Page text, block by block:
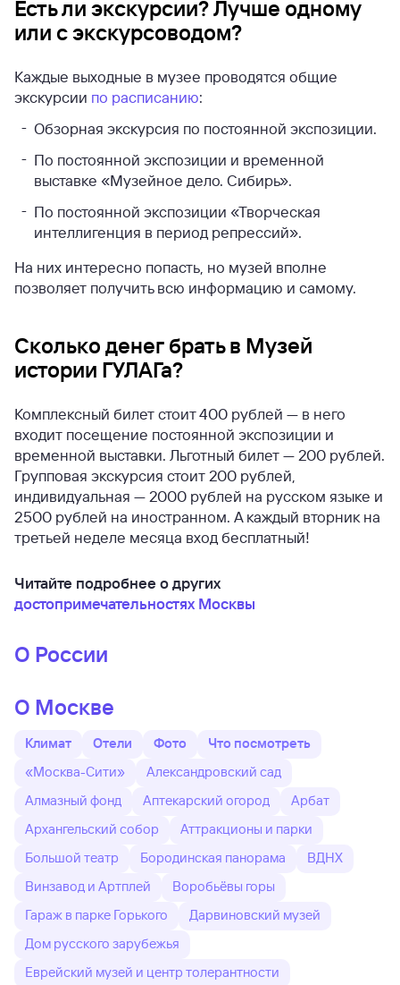
Есть ли экскурсии? Лучше одному
или с экскурсоводом?
Каждые выходные в музее проводятся общие
экскурсии по расписанию:
Обзорная экскурсия по постоянной экспозиции.
По постоянной экспозиции и временной
выставке «Музейное дело. Сибирь».
По постоянной экспозиции «Творческая
интеллигенция в период репрессий».
На них интересно попасть, но музей вполне
позволяет получить всю информацию и самому.
Сколько денег брать в Музей
истории ГУЛАГа?
Комплексный билет стоит 400 рублей — в него
входит посещение постоянной экспозиции и
временной выставки. Льготный билет — 200 рублей.
Групповая экскурсия стоит 200 рублей,
индивидуальная — 2000 рублей на русском языке и
2500 рублей на иностранном. А каждый вторник на
третьей неделе месяца вход бесплатный!
Читайте подробнее о других
достопримечательностях Москвы
О России
О Москве
Климат Отели Фото
Что посмотреть
«Москва-Сити»
Александровский сад
Алмазный фонд
Аптекарский огород
Арбат
Архангельский собор
Аттракционы и парки
Большой театр
Бородинская панорама
ВДНХ
Винзавод и Артплей
Воробьёвы горы
Гараж в парке Горького
Дарвиновский музей
Дом русского зарубежья
Еврейский музей и центр толерантности